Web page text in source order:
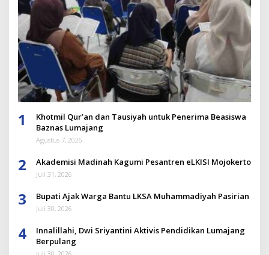
1
Khotmil Qur’an dan Tausiyah untuk Penerima Beasiswa
Baznas Lumajang
Agustus 7, 2026
2 Akademisi Madinah Kagumi Pesantren eLKISI Mojokerto
Juli 31, 2026
3 Bupati Ajak Warga Bantu LKSA Muhammadiyah Pasirian
Juli 30, 2026
4
Innalillahi, Dwi Sriyantini Aktivis Pendidikan Lumajang
Berpulang